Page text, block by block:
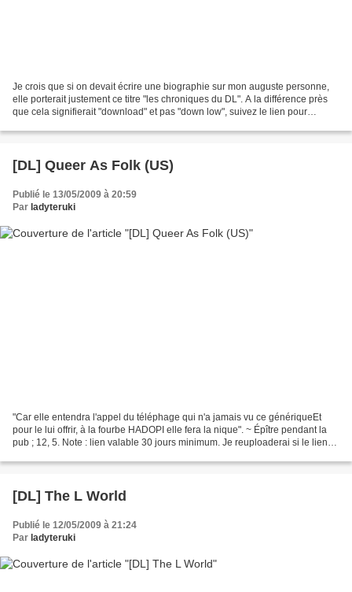
Je crois que si on devait écrire une biographie sur mon auguste personne,
elle porterait justement ce titre "les chroniques du DL". A la différence près
que cela signifierait "download" et pas "down low", suivez le lien pour
[DL] Queer As Folk (US)
Publié le 13/05/2009 à 20:59
Par ladyteruki
"Car elle entendra l'appel du téléphage qui n'a jamais vu ce génériqueEt
pour le lui offrir, à la fourbe HADOPI elle fera la nique". ~ Épître pendant la
pub ; 12, 5. Note : lien valable 30 jours minimum. Je reuploaderai si le lien
[DL] The L World
Publié le 12/05/2009 à 21:24
Par ladyteruki